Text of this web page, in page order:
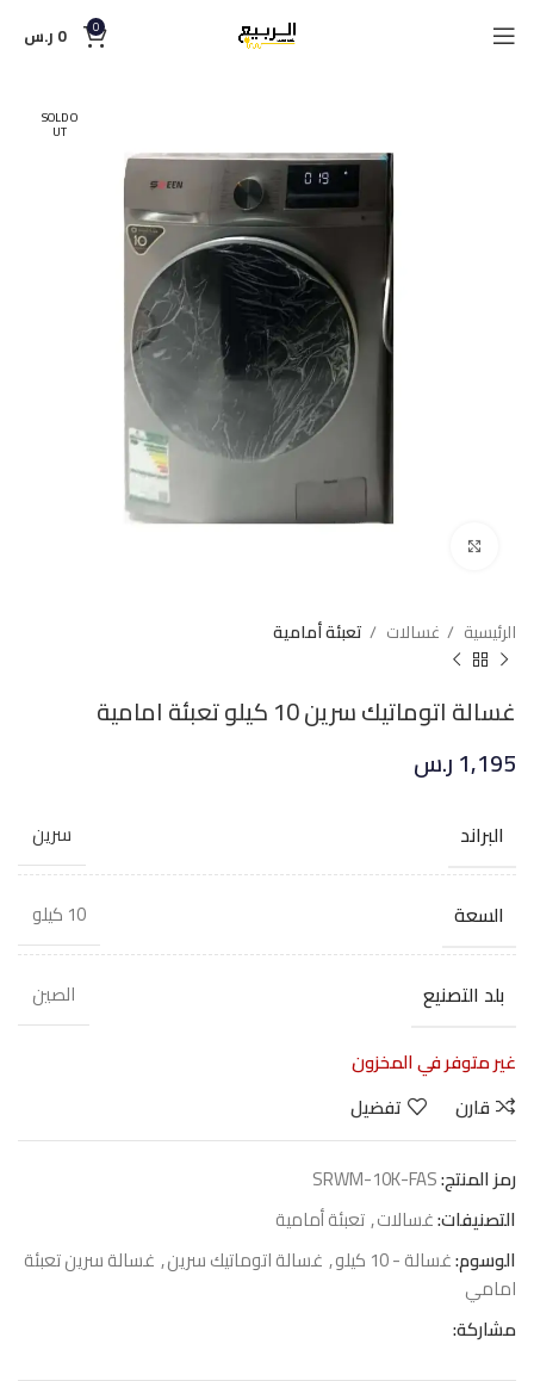
0
0 ر.س
SOLD O
UT
الرئيسية غسالات تعبئة أمامية
غسالة اتوماتيك سرين 10 كيلو تعبئة امامية
1,195ر.س
البراند سرين
السعة 10 كيلو
بلد التصنيع
الصين
غير متوفر في المخزون
قارن
تفضيل
رمز المنتج:SRWM-10K-FAS
التصنيفات:غسالات,تعبئة أمامية
الوسوم:غسالة - 10 كيلو , غسالة اتوماتيك سرين, غسالة سرين تعبئة
امامي
مشاركة: